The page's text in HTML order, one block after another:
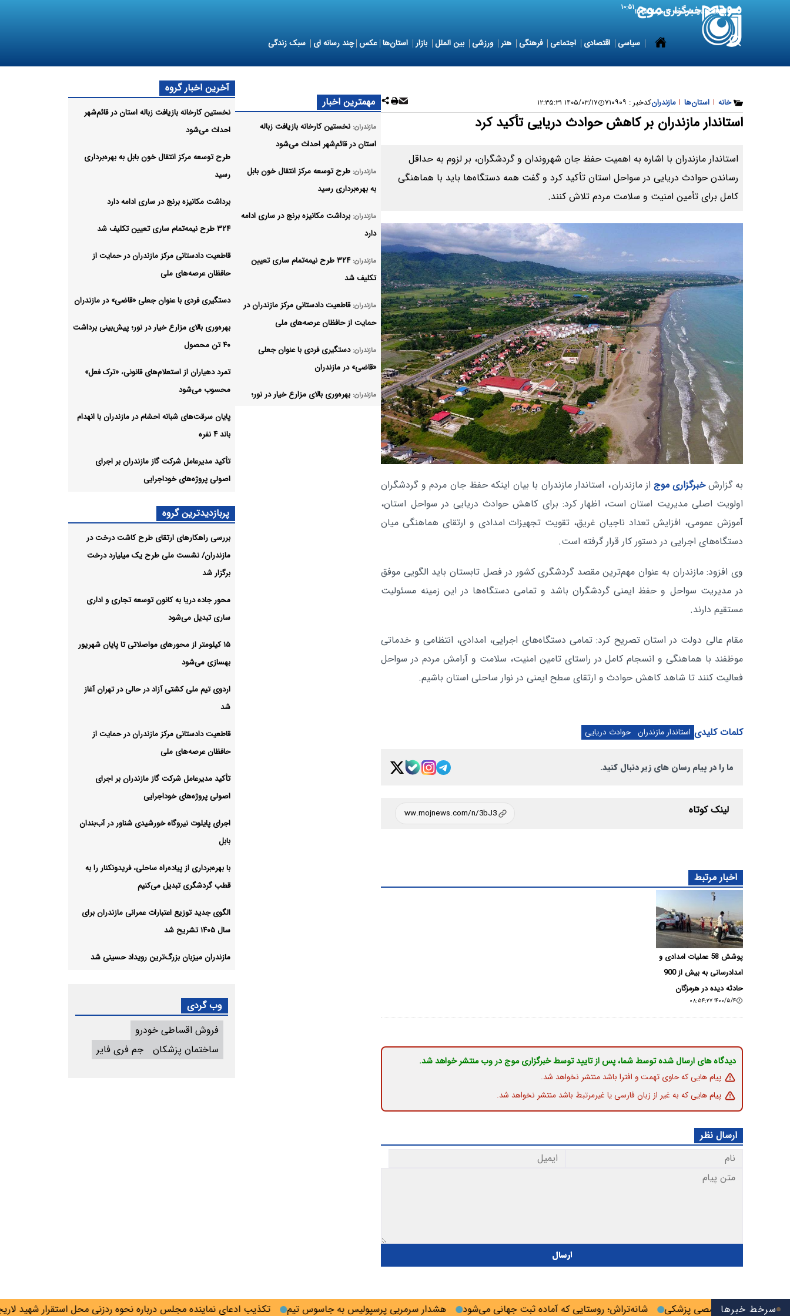
7 August 2026 جمعه ۱۶ مرداد ۱۴۰۵ ۱۰:۵۱
سیاسی اقتصادی اجتماعی فرهنگی هنر ورزشی بین الملل بازار استان‌ها عکس چند رسانه ای سبک زندگی
سرخط خبرها تکذیب ادعای نماینده مجلس درباره نحوه ردزنی محل استقرار شهید هشدار سرمربی پرسپولیس به جاسوس تیم شانه‌تراش؛ روستایی که آماده ثبت جهانی می‌شود دانشنامه تخصصی پزشکی
خانه | استان‌ها | مازندرانکدخبر : ۷۱۰۹۰۹ ۱۴۰۵/۰۳/۱۷ ۱۲:۳۵:۳۱
استاندار مازندران بر کاهش حوادث دریایی تأکید کرد
استاندار مازندران با اشاره به اهمیت حفظ جان شهروندان و گردشگران، بر لزوم به حداقل
رساندن حوادث دریایی در سواحل استان تأکید کرد و گفت همه دستگاه‌ها باید با هماهنگی
کامل برای تأمین امنیت و سلامت مردم تلاش کنند.
به گزارشخبرگزاری موج از مازندران، استاندار مازندران با بیان اینکه حفظ جان مردم و گردشگران
اولویت اصلی مدیریت استان است، اظهار کرد: برای کاهش حوادث دریایی در سواحل استان،
آموزش عمومی، افزایش تعداد ناجیان غریق، تقویت تجهیزات امدادی و ارتقای هماهنگی میان
دستگاه‌های اجرایی در دستور کار قرار گرفته است.
وی افزود: مازندران به عنوان مهم‌ترین مقصد گردشگری کشور در فصل تابستان باید الگویی موفق
در مدیریت سواحل و حفظ ایمنی گردشگران باشد و تمامی دستگاه‌ها در این زمینه مسئولیت
مستقیم دارند.
مقام عالی دولت در استان تصریح کرد: تمامی دستگاه‌های اجرایی، امدادی، انتظامی و خدماتی
موظفند با هماهنگی و انسجام کامل در راستای تامین امنیت، سلامت و آرامش مردم در سواحل
فعالیت کنند تا شاهد کاهش حوادث و ارتقای سطح ایمنی در نوار ساحلی استان باشیم.
کلمات کلیدی استاندار مازندران حوادث دریایی
ما را در پیام رسان های زیر دنبال کنید.
لینک کوتاه
اخبار مرتبط
پوشش 58 عملیات امدادی و
امدادرسانی به بیش از 900
حادثه دیده در هرمزگان
۱۴۰۰/۵/۴ ۰۸:۵۴:۲۷
دیدگاه های ارسال شده توسط شما، پس از تایید توسط خبرگزاری موج در وب منتشر خواهد شد.
پیام هایی که حاوی تهمت و افترا باشد منتشر نخواهد شد.
پیام هایی که به غیر از زبان فارسی یا غیرمرتبط باشد منتشر نخواهد شد.
ارسال نظر
ارسال
مهمترین اخبار
مازندران: نخستین کارخانه بازیافت زباله
استان در قائم‌شهر احداث می‌شود
مازندران: طرح توسعه مرکز انتقال خون بابل
به بهره‌برداری رسید
مازندران: برداشت مکانیزه برنج در ساری ادامه
دارد
مازندران:
۳۲۴ طرح نیمه‌تمام ساری تعیین
تکلیف شد
مازندران: قاطعیت دادستانی مرکز مازندران در
حمایت از حافظان عرصه‌های ملی
مازندران: دستگیری فردی با عنوان جعلی
«قاضی» در مازندران
مازندران: بهره‌وری بالای مزارع خیار در نور؛
آخرین اخبار گروه
نخستین کارخانه بازیافت زباله استان در قائم‌شهر
احداث می‌شود
طرح توسعه مرکز انتقال خون بابل به بهره‌برداری
رسید
برداشت مکانیزه برنج در ساری ادامه دارد
۳۲۴ طرح نیمه‌تمام ساری تعیین تکلیف شد
قاطعیت دادستانی مرکز مازندران در حمایت از
حافظان عرصه‌های ملی
دستگیری فردی با عنوان جعلی «قاضی» در مازندران
بهره‌وری بالای مزارع خیار در نور؛ پیش‌بینی برداشت
۴۰ تن محصول
تمرد دهیاران از استعلام‌های قانونی، «ترک فعل»
محسوب می‌شود
پایان سرقت‌های شبانه احشام در مازندران با انهدام
باند ۴ نفره
تأکید مدیرعامل شرکت گاز مازندران بر اجرای
اصولی پروژه‌های خوداجرایی
پربازدیدترین گروه
بررسی راهکارهای ارتقای طرح کاشت درخت در
مازندران/ نشست ملی طرح یک میلیارد درخت
برگزار شد
محور جاده دریا به کانون توسعه تجاری و اداری
ساری تبدیل می‌شود
۱۵ کیلومتر از محورهای مواصلاتی تا پایان شهریور
بهسازی می‌شود
اردوی تیم ملی کشتی آزاد در حالی در تهران آغاز
شد
قاطعیت دادستانی مرکز مازندران در حمایت از
حافظان عرصه‌های ملی
تأکید مدیرعامل شرکت گاز مازندران بر اجرای
اصولی پروژه‌های خوداجرایی
اجرای پایلوت نیروگاه خورشیدی شناور در آب‌بندان
بابل
با بهره‌برداری از پیاده‌راه ساحلی، فریدونکنار را به
قطب گردشگری تبدیل می‌کنیم
الگوی جدید توزیع اعتبارات عمرانی مازندران برای
سال ۱۴۰۵ تشریح شد
مازندران میزبان بزرگ‌ترین رویداد حسینی شد
وب گردی
فروش اقساطی خودرو
ساختمان پزشکان
جم فری فایر